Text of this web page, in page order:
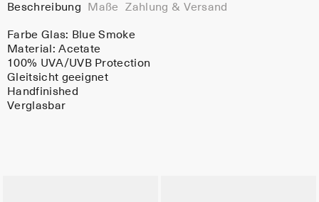
Beschreibung Maße Zahlung & Versand
Farbe Glas: Blue Smoke
Material:Acetate
100% UVA/UVB Protection
Gleitsicht geeignet
Handfinished
Verglasbar